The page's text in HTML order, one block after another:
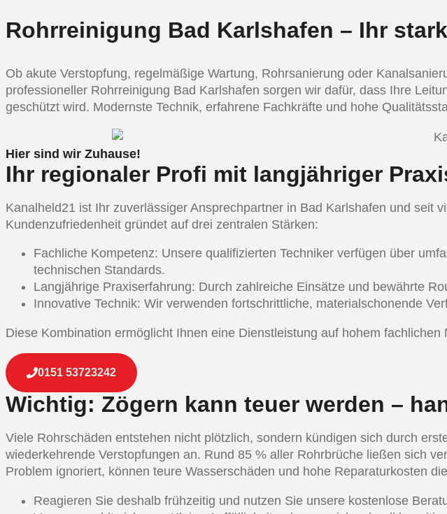
Rohrreinigung Bad Karlshafen – Ihr
Ob akute Verstopfung, regelmäßige Wartung, Rohrsanierung oder
professioneller Rohrreinigung Bad Karlshafen sorgen wir dafür, dass Ihre
geschützt wird. Modernste Technik, erfahrene Fachkräfte und hohe
Hier sind wir Zuhause!
Ihr regionaler Profi mit langjähriger
Kanalheld21 ist Ihr zuverlässiger Ansprechpartner in Bad Karlshafen und seit
Kundenzufriedenheit gründet auf drei zentralen Stärken:
Fachliche Kompetenz: Unsere qualifizierten Techniker verfügen über
technischen Standards.
Langjährige Praxiserfahrung: Durch zahlreiche Einsätze und bewährte
Innovative Technik: Wir verwenden fortschrittliche, materialschonende
Diese Kombination ermöglicht Ihnen eine Dienstleistung auf hohem
0151 53723242
Wichtig: Zögern kann teuer werden –
Viele Rohrschäden entstehen nicht plötzlich, sondern kündigen sich durch
wiederkehrende Verstopfungen an. Rund 85 % aller Rohrbrüche ließen sich
Problem ignoriert, können teure Wasserschäden und hohe Reparaturkosten
Reagieren Sie deshalb frühzeitig und nutzen Sie unsere kostenlose